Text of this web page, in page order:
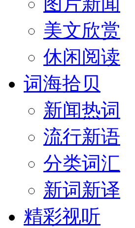
美文欣赏
休闲阅读
词海拾贝
新闻热词
流行新语
分类词汇
新词新译
精彩视听